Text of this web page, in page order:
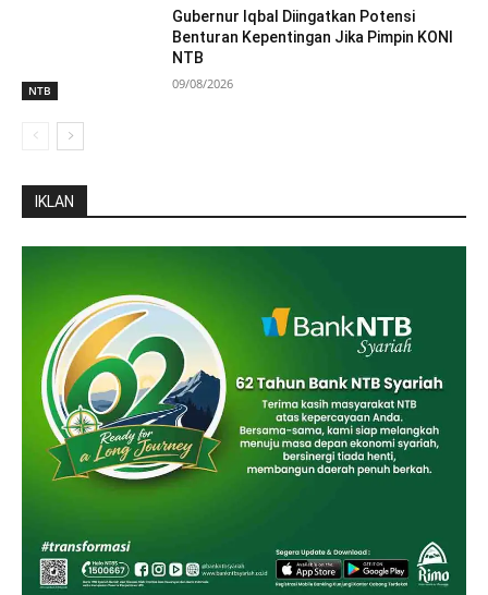
NTB
Gubernur Iqbal Diingatkan Potensi
Benturan Kepentingan Jika Pimpin KONI
NTB
09/08/2026
IKLAN